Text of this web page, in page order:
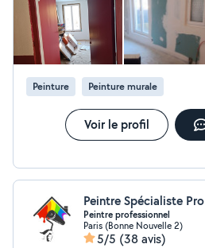
Peinture Peinture murale
Voir le profil
Peintre Spécialiste Pro
Peintre professionnel
Paris (Bonne Nouvelle 2)
5/5 (38 avis)